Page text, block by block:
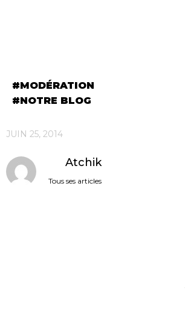
MODÉRATION
NOTRE BLOG
JUIN 25, 2014
Atchik
Tous ses articles